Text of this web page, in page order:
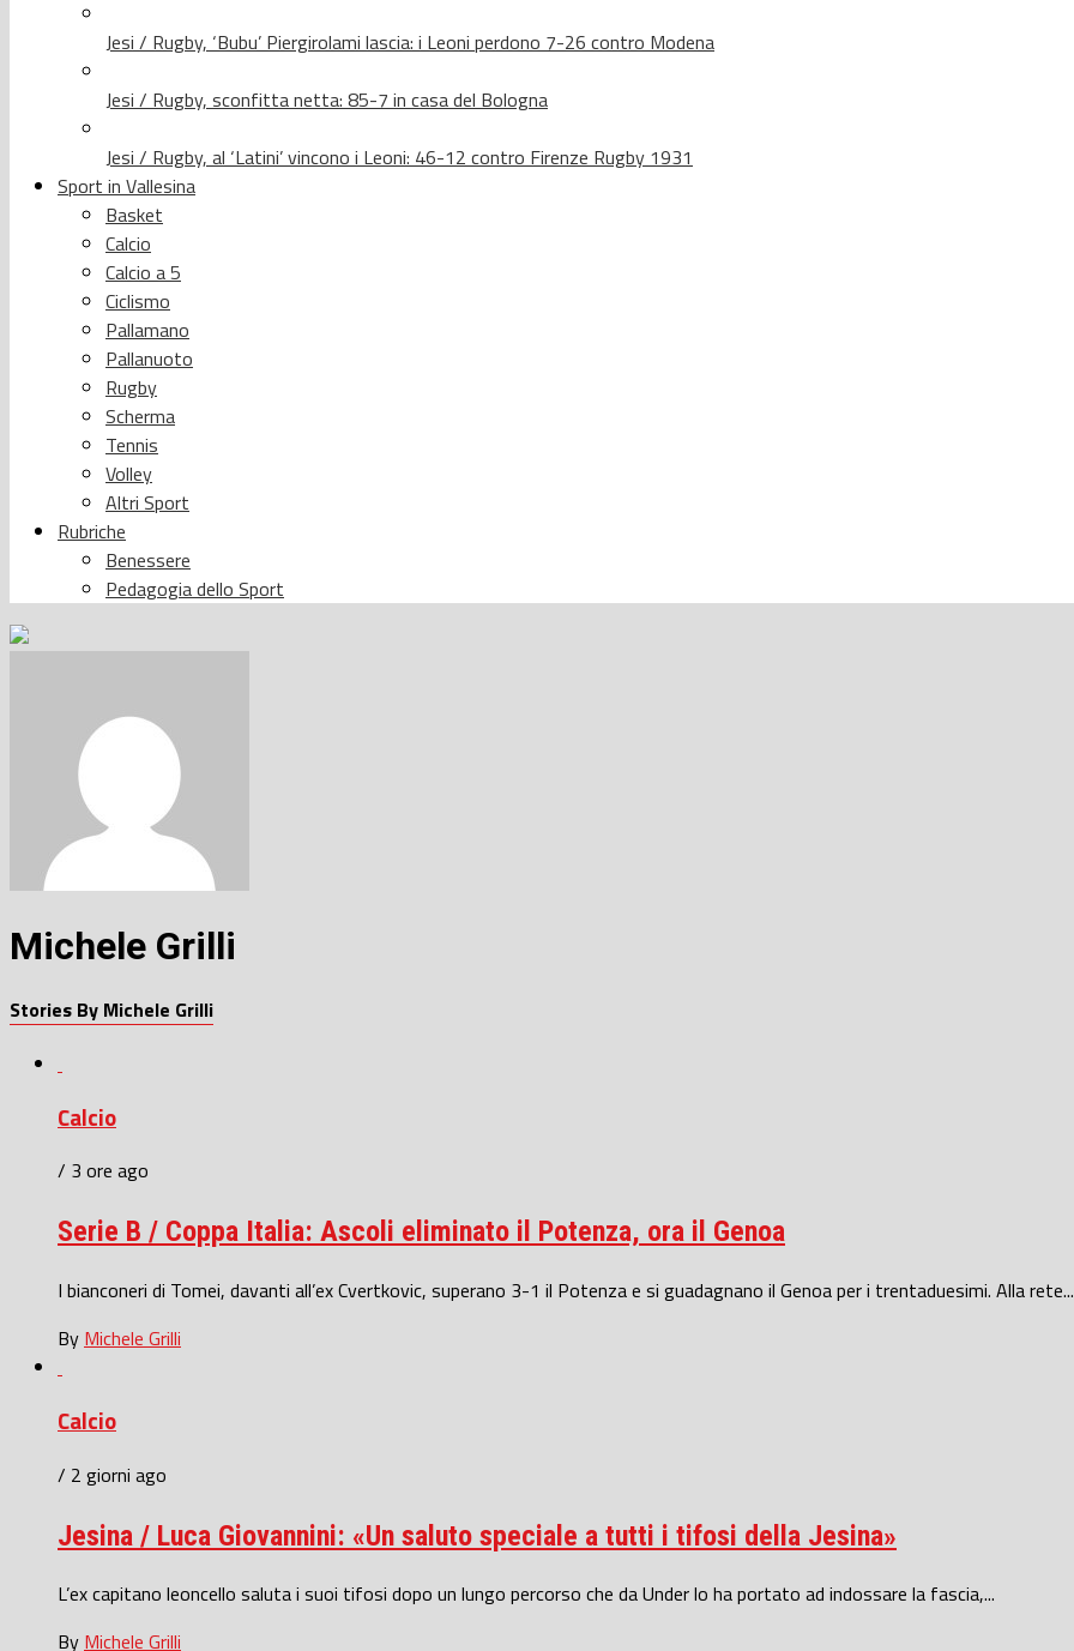
Jesi / Rugby, ‘Bubu’ Piergirolami lascia: i Leoni perdono 7-26 contro Modena
Jesi / Rugby, sconfitta netta: 85-7 in casa del Bologna
Jesi / Rugby, al ‘Latini’ vincono i Leoni: 46-12 contro Firenze Rugby 1931
Sport in Vallesina
Basket
Calcio
Calcio a 5
Ciclismo
Pallamano
Pallanuoto
Rugby
Scherma
Tennis
Volley
Altri Sport
Rubriche
Benessere
Pedagogia dello Sport
Michele Grilli
Stories By Michele Grilli
Calcio
/ 3 ore ago
Serie B / Coppa Italia: Ascoli eliminato il Potenza, ora il Genoa
I bianconeri di Tomei, davanti all’ex Cvertkovic, superano 3-1 il Potenza e si guadagnano il Genoa per i trentaduesimi. Alla rete...
By Michele Grilli
Calcio
/ 2 giorni ago
Jesina / Luca Giovannini: «Un saluto speciale a tutti i tifosi della Jesina»
L’ex capitano leoncello saluta i suoi tifosi dopo un lungo percorso che da Under lo ha portato ad indossare la fascia,...
By Michele Grilli